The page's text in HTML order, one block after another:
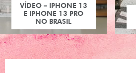
VÍDEO – IPHONE 13
E IPHONE 13 PRO
NO BRASIL